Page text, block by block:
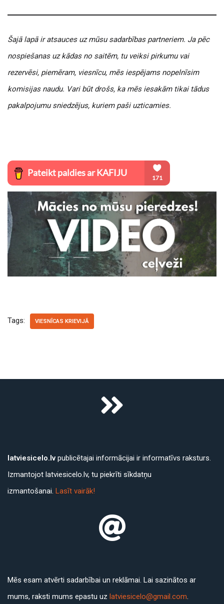
Šajā lapā ir atsauces uz mūsu sadarbības partneriem. Ja pēc
nospiešanas uz kādas no saitēm, tu veiksi pirkumu vai
rezervēsi, piemēram, viesnīcu, mēs iespējams nopelnīsim
komisijas naudu. Vari būt drošs, ka mēs iesakām tikai tādus
pakalpojumu sniedzējus, kuriem paši uzticamies.
Tags: VIESNĪCAS KRIEVIJĀ
latviesicelo.lv publicētajai informācijai ir informatīvs raksturs.
Izmantojot latviesicelo.lv, tu piekrīti sīkdatņu
izmantošanai. Lasīt vairāk!
Mēs esam atvērti sadarbībai un reklāmai. Lai sazinātos ar
mums, raksti mums epastu uz latviesicelo@gmail.com.